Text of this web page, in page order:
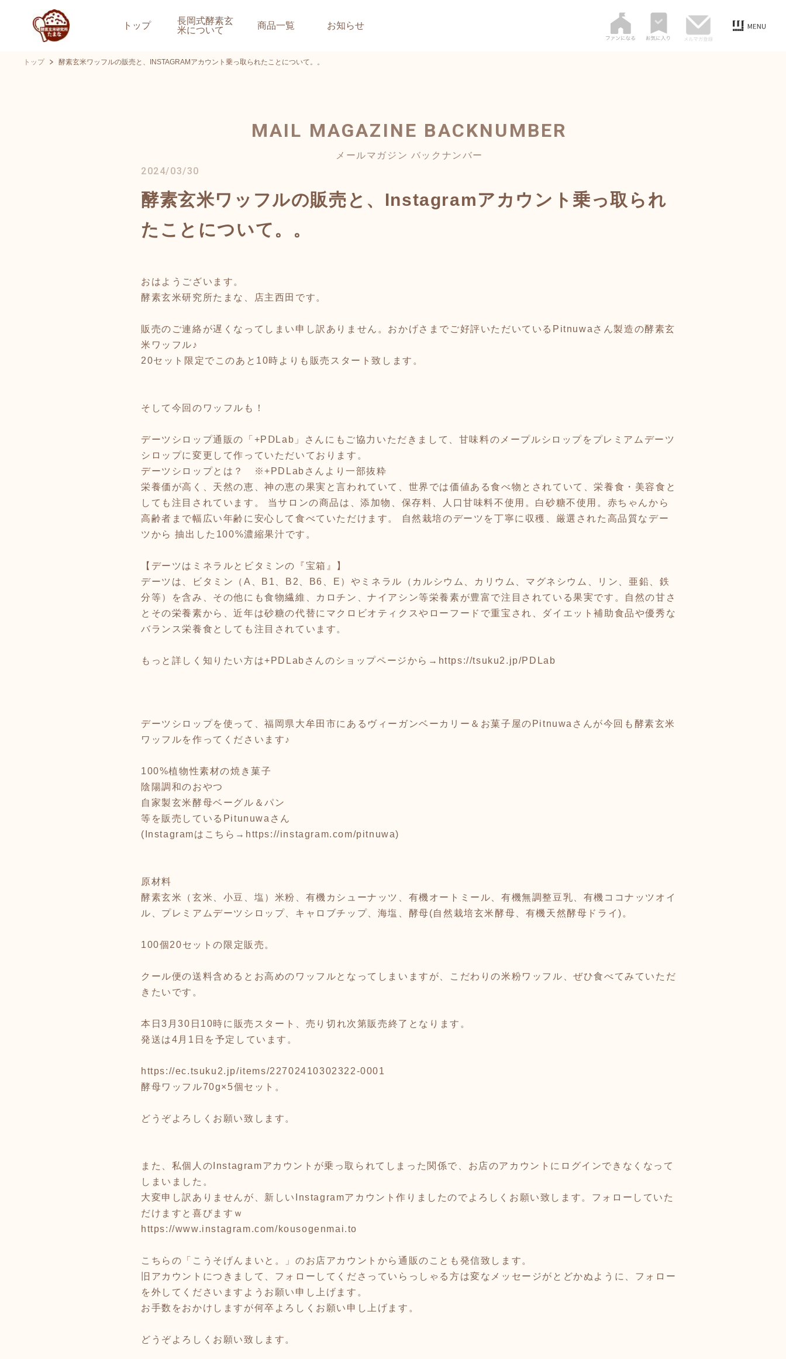
トップ
長岡式酵素玄
米について
商品一覧 お知らせ
トップ 酵素玄米ワッフルの販売と、INSTAGRAMアカウント乗っ取られたことについて。。
MAIL MAGAZINE BACKNUMBER
メールマガジン バックナンバー
2024/03/30
酵素玄米ワッフルの販売と、Instagramアカウント乗っ取られ
たことについて。。
おはようございます。
酵素玄米研究所たまな、店主西田です。
販売のご連絡が遅くなってしまい申し訳ありません。おかげさまでご好評いただいているPitnuwaさん製造の酵素玄
米ワッフル♪
20セット限定でこのあと10時よりも販売スタート致します。
そして今回のワッフルも！
デーツシロップ通販の「+PⅮLab」さんにもご協力いただきまして、甘味料のメープルシロップをプレミアムデーツ
シロップに変更して作っていただいております。
デーツシロップとは？ ※+PDLabさんより一部抜粋
栄養価が高く、天然の恵、神の恵の果実と言われていて、世界では価値ある食べ物とされていて、栄養食・美容食と
しても注目されています。 当サロンの商品は、添加物、保存料、人口甘味料不使用。白砂糖不使用。赤ちゃんから
高齢者まで幅広い年齢に安心して食べていただけます。 自然栽培のデーツを丁寧に収穫、厳選された高品質なデー
ツから 抽出した100%濃縮果汁です。
【デーツはミネラルとビタミンの『宝箱』】
デーツは、ビタミン（A、B1、B2、B6、E）やミネラル（カルシウム、カリウム、マグネシウム、リン、亜鉛、鉄
分等）を含み、その他にも食物繊維、カロチン、ナイアシン等栄養素が豊富で注目されている果実です。自然の甘さ
とその栄養素から、近年は砂糖の代替にマクロビオティクスやローフードで重宝され、ダイエット補助食品や優秀な
バランス栄養食としても注目されています。
もっと詳しく知りたい方は+PDLabさんのショップページから→ https://tsuku2.jp/PDLab
デーツシロップを使って、福岡県大牟田市にあるヴィーガンベーカリー＆お菓子屋のPitnuwaさんが今回も酵素玄米
ワッフルを作ってくださいます♪
100%植物性素材の焼き菓子
陰陽調和のおやつ
自家製玄米酵母ベーグル＆パン
等を販売しているPitunuwaさん
(Instagramはこちら→ https://instagram.com/pitnuwa)
原材料
酵素玄米（玄米、小豆、塩）米粉、有機カシューナッツ、有機オートミール、有機無調整豆乳、有機ココナッツオイ
ル、プレミアムデーツシロップ、キャロブチップ、海塩、酵母(自然栽培玄米酵母、有機天然酵母ドライ)。
100個20セットの限定販売。
クール便の送料含めるとお高めのワッフルとなってしまいますが、こだわりの米粉ワッフル、ぜひ食べてみていただ
きたいです。
本日3月30日10時に販売スタート、売り切れ次第販売終了となります。
発送は4月1日を予定しています。
https://ec.tsuku2.jp/items/22702410302322-0001
酵母ワッフル70g×5個セット。
どうぞよろしくお願い致します。
また、私個人のInstagramアカウントが乗っ取られてしまった関係で、お店のアカウントにログインできなくなって
しまいました。
大変申し訳ありませんが、新しいInstagramアカウント作りましたのでよろしくお願い致します。フォローしていた
だけますと喜びますｗ
https://www.instagram.com/kousogenmai.to
こちらの「こうそげんまいと。」のお店アカウントから通販のことも発信致します。
旧アカウントにつきまして、フォローしてくださっていらっしゃる方は変なメッセージがとどかぬように、フォロー
を外してくださいますようお願い申し上げます。
お手数をおかけしますが何卒よろしくお願い申し上げます。
どうぞよろしくお願い致します。